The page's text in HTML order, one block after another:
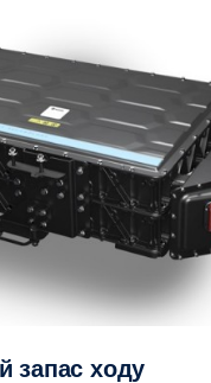
запас ходу